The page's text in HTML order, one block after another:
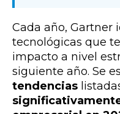
Cada año, Gartner
tecnológicas que
impacto a nivel
siguiente año. Se
tendencias